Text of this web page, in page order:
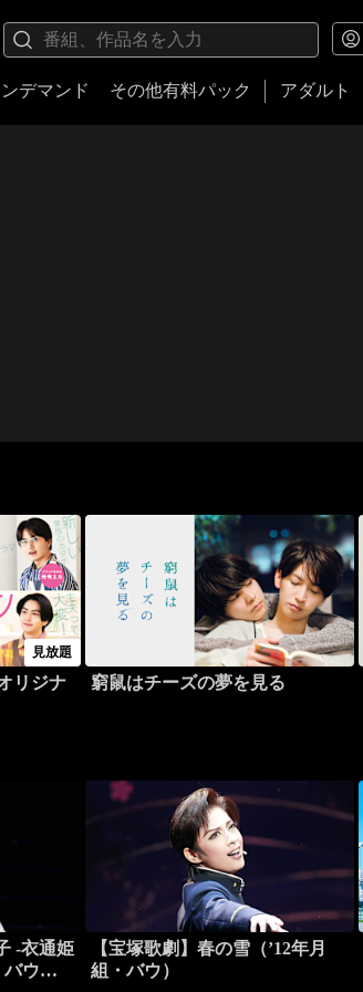
デマンド その他有料パック アダルト
見放題
リジナ
窮鼠はチーズの夢を見る
-衣通姫
バウ・
【宝塚歌劇】春の雪（’12年月
組・バウ）